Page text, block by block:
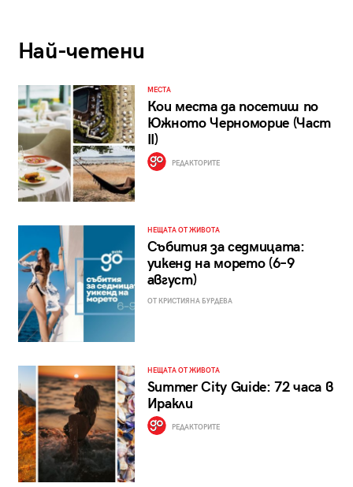
Най-четени
МЕСТА
Кои места да посетиш по
Южното Черноморие (Част
II)
РЕДАКТОРИТЕ
НЕЩАТА ОТ ЖИВОТА
Събития за седмицата:
уикенд на морето (6–9
август)
ОТ КРИСТИЯНА БУРДЕВА
НЕЩАТА ОТ ЖИВОТА
Summer City Guide: 72 часа в
Иракли
РЕДАКТОРИТЕ